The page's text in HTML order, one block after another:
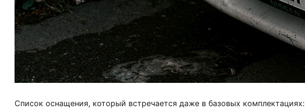
Список оснащения, который встречается даже в базовых комплектациях: